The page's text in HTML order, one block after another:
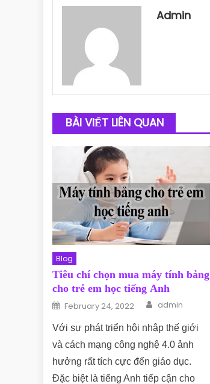
Admin
BÀI VIẾT LIÊN QUAN
Blog
Tiêu chí chọn mua máy tính bảng
cho trẻ em học tiếng Anh
Posted on
February 24, 2022 Author
admin
Với sự phát triển hội nhập thế giới
và cách mạng công nghệ 4.0 ảnh
hưởng rất tích cực đến giáo dục.
Đặc biệt là tiếng Anh tiếp cận cho